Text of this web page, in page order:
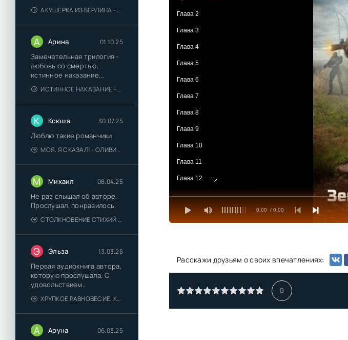
АКУШЕРКА ИЗ БЕРЛИНА - АННА СТЮАРТ
А Арина 01.10.25
Замечательная трилогия -
любовь со смертью,
истинное наказание,
любимая для монстра -
понравились
ИСТИННОЕ НАКАЗАНИЕ - ОЛЬГА ГУСЕЙНОВА
К Ксюша 30.07.25
Люблю такие романчики
МОЯ. Я СКАЗАЛ! - ОЛИВИЯ ЛЕЙК
М Михаил 08.04.25
Не раз слышал об авторе.
Прослушал, понравилось.
СТОЛКНОВЕНИЕ СТИХИЙ - ВАЛЕРИЙ ГУМИНСКИЙ
Э Эльза 13.03.25
Первая аудиокнига автора,
которую прослушала. С
удовольствием
познакомлюсь и с другими.
ХРУПКОЕ РАВНОВЕСИЕ. КНИГА 1 - АНА ШЕРРИ
А Аруна 06.03.25
0:00 / 0:00
Глава 2
Глава 3
Глава 4
Глава 5
Глава 6
Глава 7
Глава 8
Глава 9
Глава 10
Глава 11
Глава 12
Глава 13. Эпилог
Расскажи друзьям о своих впечатлениях:
0